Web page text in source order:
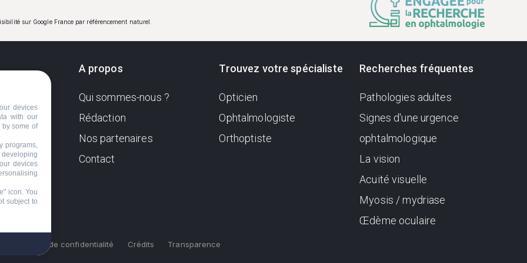
sur Google France par référencement naturel.
Sa
A propos
Qui sommes-nous ?
Rédaction
Nos partenaires
Contact
Trouvez votre spécialiste
Opticien
Ophtalmologiste
Orthoptiste
Recherches fréquentes
Pathologies adultes
Signes d'une urgence
ophtalmologique
La vision
Acuité visuelle
Myosis / mydriase
Œdème oculaire
Politique de confidentialité Crédits Transparence
devices
with our
some of
programs,
developing
devices
icon. You
subject to